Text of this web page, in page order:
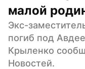
малой
Экс-
погиб под
Крыленко
Новостей.